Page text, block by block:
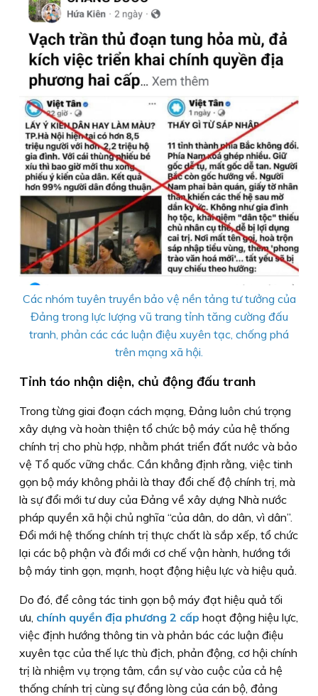
Các nhóm tuyên truyền bảo vệ nền tảng tư tưởng của
Đảng trong lực lượng vũ trang tỉnh tăng cường đấu
tranh, phản các các luận điệu xuyên tạc, chống phá
trên mạng xã hội.
Tỉnh táo nhận diện, chủ động đấu tranh
Trong từng giai đoạn cách mạng, Đảng luôn chú trọng
xây dựng và hoàn thiện tổ chức bộ máy của hệ thống
chính trị cho phù hợp, nhằm phát triển đất nước và bảo
vệ Tổ quốc vững chắc. Cần khẳng định rằng, việc tinh
gọn bộ máy không phải là thay đổi chế độ chính trị, mà
là sự đổi mới tư duy của Đảng về xây dựng Nhà nước
pháp quyền xã hội chủ nghĩa “của dân, do dân, vì dân”.
Đổi mới hệ thống chính trị thực chất là sắp xếp, tổ chức
lại các bộ phận và đổi mới cơ chế vận hành, hướng tới
bộ máy tinh gọn, mạnh, hoạt động hiệu lực và hiệu quả.
Do đó, để công tác tinh gọn bộ máy đạt hiệu quả tối
ưu, chính quyền địa phương 2 cấp hoạt động hiệu lực,
việc định hướng thông tin và phản bác các luận điệu
xuyên tạc của thế lực thù địch, phản động, cơ hội chính
trị là nhiệm vụ trọng tâm, cần sự vào cuộc của cả hệ
thống chính trị cùng sự đồng lòng của cán bộ, đảng